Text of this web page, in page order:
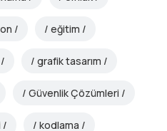
eğitim
grafik tasarım
Güvenlik Çözümleri
kodlama